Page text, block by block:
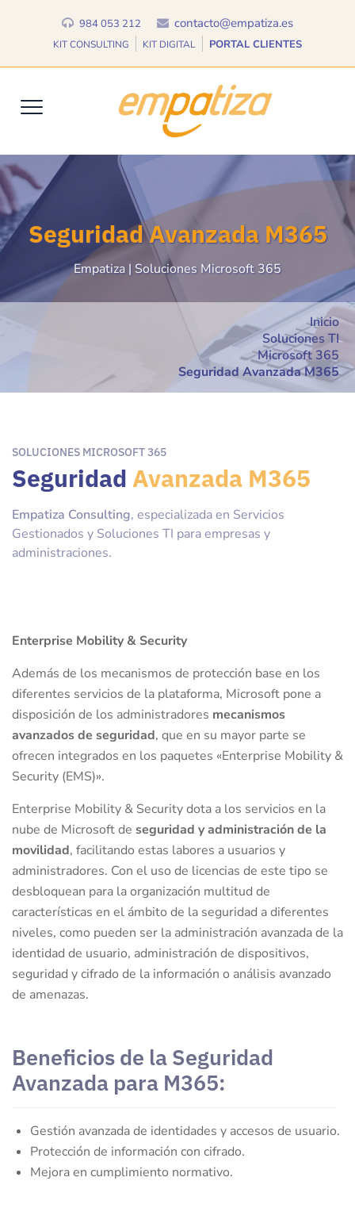
984 053 212 contacto@empatiza.es
KIT CONSULTING KIT DIGITAL PORTAL CLIENTES
Seguridad Avanzada M365
Empatiza | Soluciones Microsoft 365
Inicio
Soluciones TI
Microsoft 365
Seguridad Avanzada M365
SOLUCIONES MICROSOFT 365
Seguridad Avanzada M365
Empatiza Consulting, especializada en Servicios
Gestionados y Soluciones TI para empresas y
administraciones.
Enterprise Mobility & Security
Además de los mecanismos de protección base en los
diferentes servicios de la plataforma, Microsoft pone a
disposición de los administradores mecanismos
avanzados de seguridad, que en su mayor parte se
ofrecen integrados en los paquetes «Enterprise Mobility &
Security (EMS)».
Enterprise Mobility & Security dota a los servicios en la
nube de Microsoft de seguridad y administración de la
movilidad, facilitando estas labores a usuarios y
administradores. Con el uso de licencias de este tipo se
desbloquean para la organización multitud de
características en el ámbito de la seguridad a diferentes
niveles, como pueden ser la administración avanzada de la
identidad de usuario, administración de dispositivos,
seguridad y cifrado de la información o análisis avanzado
de amenazas.
Beneficios de la Seguridad
Avanzada para M365:
Gestión avanzada de identidades y accesos de usuario.
Protección de información con cifrado.
Mejora en cumplimiento normativo.